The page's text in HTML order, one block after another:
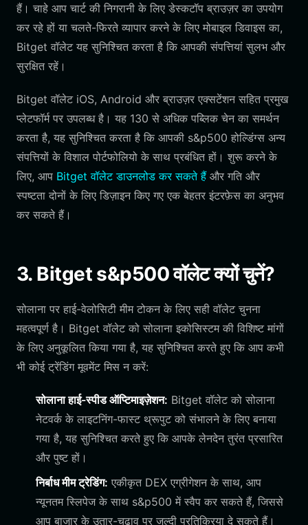
हैं। चाहे आप चार्ट की निगरानी के लिए डेस्कटॉप ब्राउज़र का उपयोग
कर रहे हों या चलते-फिरते व्यापार करने के लिए मोबाइल डिवाइस का,
Bitget वॉलेट यह सुनिश्चित करता है कि आपकी संपत्तियां सुलभ और
सुरक्षित रहें।
Bitget वॉलेट iOS, Android और ब्राउज़र एक्सटेंशन सहित प्रमुख
प्लेटफॉर्म पर उपलब्ध है। यह 130 से अधिक पब्लिक चेन का समर्थन
करता है, यह सुनिश्चित करता है कि आपकी s&p500 होल्डिंग्स अन्य
संपत्तियों के विशाल पोर्टफोलियो के साथ प्रबंधित हों। शुरू करने के
लिए, आप Bitget वॉलेट डाउनलोड कर सकते हैंऔर गति और
स्पष्टता दोनों के लिए डिज़ाइन किए गए एक बेहतर इंटरफ़ेस का अनुभव
कर सकते हैं।
3. Bitget s&p500 वॉलेट क्यों चुनें?
सोलाना पर हाई-वेलोसिटी मीम टोकन के लिए सही वॉलेट चुनना
महत्वपूर्ण है। Bitget वॉलेट को सोलाना इकोसिस्टम की विशिष्ट मांगों
के लिए अनुकूलित किया गया है, यह सुनिश्चित करते हुए कि आप कभी
भी कोई ट्रेंडिंग मूवमेंट मिस न करें:
सोलाना हाई-स्पीड ऑप्टिमाइज़ेशन: Bitget वॉलेट को सोलाना
नेटवर्क के लाइटनिंग-फास्ट थ्रूपुट को संभालने के लिए बनाया
गया है, यह सुनिश्चित करते हुए कि आपके लेनदेन तुरंत प्रसारित
और पुष्ट हों।
निर्बाध मीम ट्रेडिंग: एकीकृत DEX एग्रीगेशन के साथ, आप
न्यूनतम स्लिपेज के साथ s&p500 में स्वैप कर सकते हैं, जिससे
आप बाजार के उतार-चढ़ाव पर जल्दी प्रतिक्रिया दे सकते हैं।